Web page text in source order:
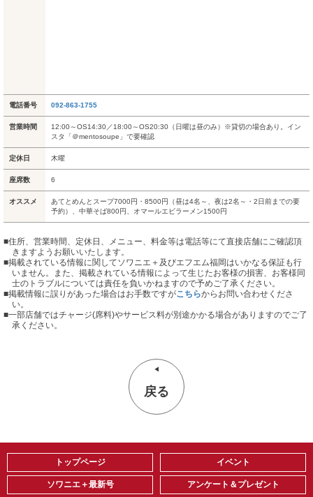
電話番号 092-863-1755
営業時間
12:00～OS14:30／18:00～OS20:30（日曜は昼のみ）※貸切の場合あり。イン
スタ「＠mentosoupe」で要確認
定休日 木曜
座席数 6
オススメ
あてとめんとスープ7000円・8500円（昼は4名～、夜は2名～・2日前までの要
予約）、中華そば800円、オマールエビラーメン1500円
■住所、営業時間、定休日、メニュー、料金等は電話等にて直接店舗にご確認頂
きますようお願いいたします。
■掲載されている情報に関してソワニエ＋及びエフエム福岡はいかなる保証も行
いません。また、掲載されている情報によって生じたお客様の損害、お客様同
士のトラブルについては責任を負いかねますので予めご了承ください。
■掲載情報に誤りがあった場合はお手数ですがこちらからお問い合わせくださ
い。
■一部店舗ではチャージ(席料)やサービス料が別途かかる場合がありますのでご了
承ください。
戻る
トップページ
ソワニエ＋最新号
イベント
アンケート＆プレゼント